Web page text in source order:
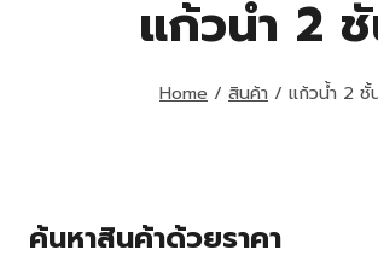
แก้วน้ำ 2
Home / สินค้า / แก้วน้ำ 2 ชั้
ค้นหาสินค้าด้วยราคา